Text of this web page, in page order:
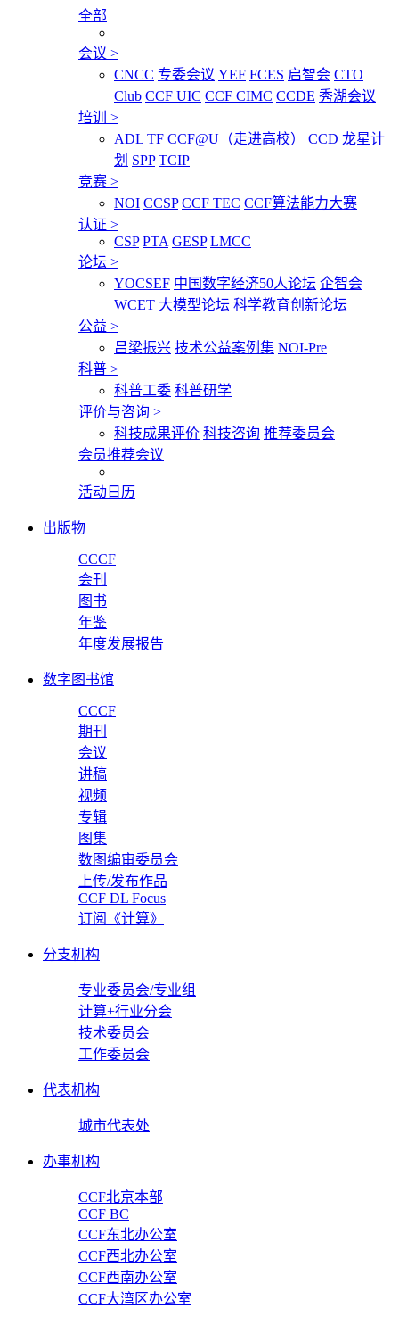
全部
会议 >
CNCC 专委会议 YEF FCES 启智会 CTO
Club CCF UIC CCF CIMC CCDE 秀湖会议
培训 >
ADL TF CCF@U（走进高校） CCD 龙星计
划 SPP TCIP
竞赛 >
NOI CCSP CCF TEC CCF算法能力大赛
认证 >
CSP PTA GESP LMCC
论坛 >
YOCSEF 中国数字经济50人论坛 企智会
WCET 大模型论坛 科学教育创新论坛
公益 >
吕梁振兴 技术公益案例集 NOI-Pre
科普 >
科普工委 科普研学
评价与咨询 >
科技成果评价 科技咨询 推荐委员会
会员推荐会议
活动日历
出版物
CCCF
会刊
图书
年鉴
年度发展报告
数字图书馆
CCCF
期刊
会议
讲稿
视频
专辑
图集
数图编审委员会
上传/发布作品
CCF DL Focus
订阅《计算》
分支机构
专业委员会/专业组
计算+行业分会
技术委员会
工作委员会
代表机构
城市代表处
办事机构
CCF北京本部
CCF BC
CCF东北办公室
CCF西北办公室
CCF西南办公室
CCF大湾区办公室